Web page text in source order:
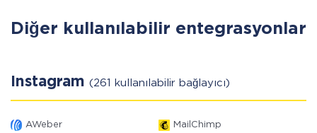
Diğer kullanılabilir entegrasyonlar
Instagram (261 kullanılabilir bağlayıcı)
AWeber MailChimp